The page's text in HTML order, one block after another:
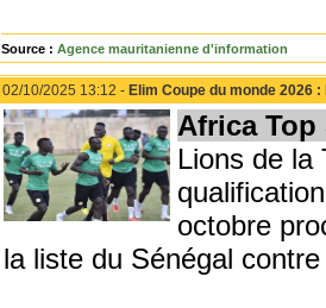
Source : Agence mauritanienne d'information
02/10/2025 13:12 - Elim Coupe du monde 2026
Africa Top
Lions de la
octobre
la liste du Sénégal